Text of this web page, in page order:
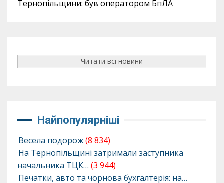
Тернопільщини: був оператором БпЛА
Читати всі новини
Найпопулярніші
Весела подорож(8 834)
На Тернопільщині затримали заступника
начальника ТЦК… (3 944)
Печатки, авто та чорнова бухгалтерія: на…